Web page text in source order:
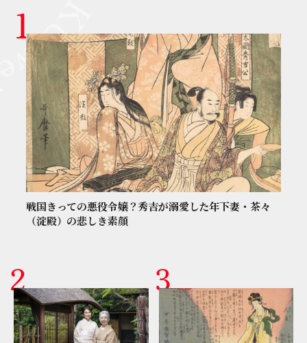
戦国きっての悪役令嬢？秀吉が溺愛した年下妻・茶々
（淀殿）の悲しき素顔